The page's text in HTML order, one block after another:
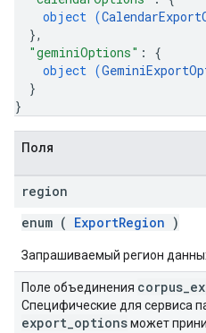
object (
},
"geminiOptions" : {
object (
}
}
Поля
region
enum ( ExportRegion )
Запрашиваемый регион
Поле объединения corpus
Специфические для сервиса
export optionsможет